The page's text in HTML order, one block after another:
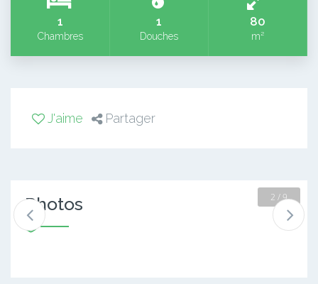
1
Chambres
1
Douches
80
m²
J'aime Partager
Photos 2 / 9